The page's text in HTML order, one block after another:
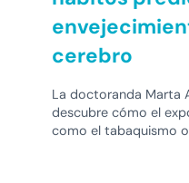
cerebro
La doctoranda Marta
descubre cómo el
como el tabaquismo